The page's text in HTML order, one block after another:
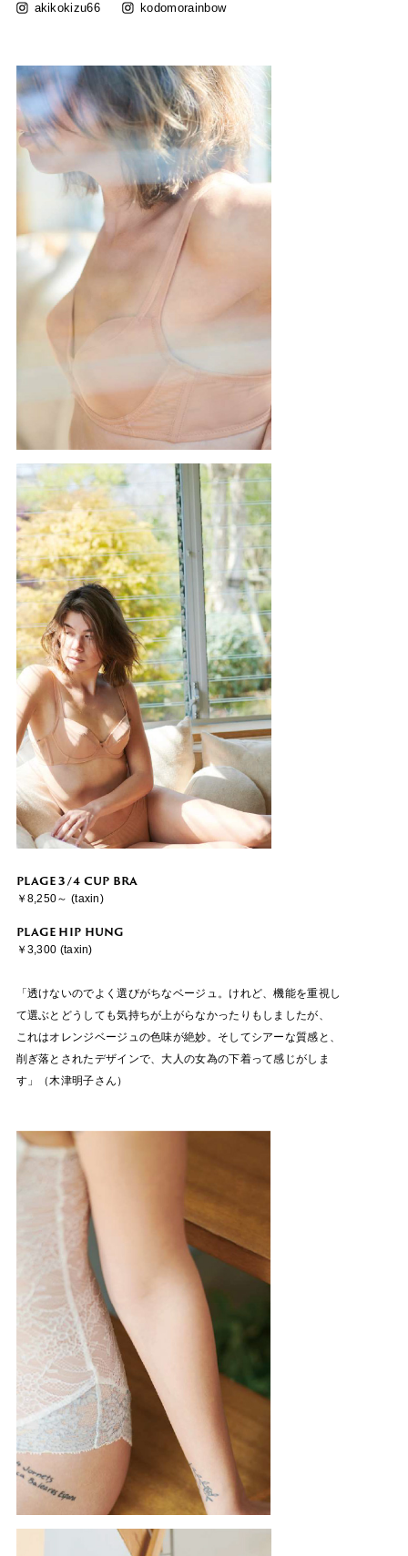
akikokizu66 kodomorainbow
PLAGE 3/4 CUP BRA
￥8,250～ (taxin)
PLAGE HIP HUNG
￥3,300 (taxin)
「透けないのでよく選びがちなベージュ。けれど、機能を重視し
て選ぶとどうしても気持ちが上がらなかったりもしましたが、
これはオレンジベージュの色味が絶妙。そしてシアーな質感と、
削ぎ落とされたデザインで、大人の女為の下着って感じがしま
す」（木津明子さん）